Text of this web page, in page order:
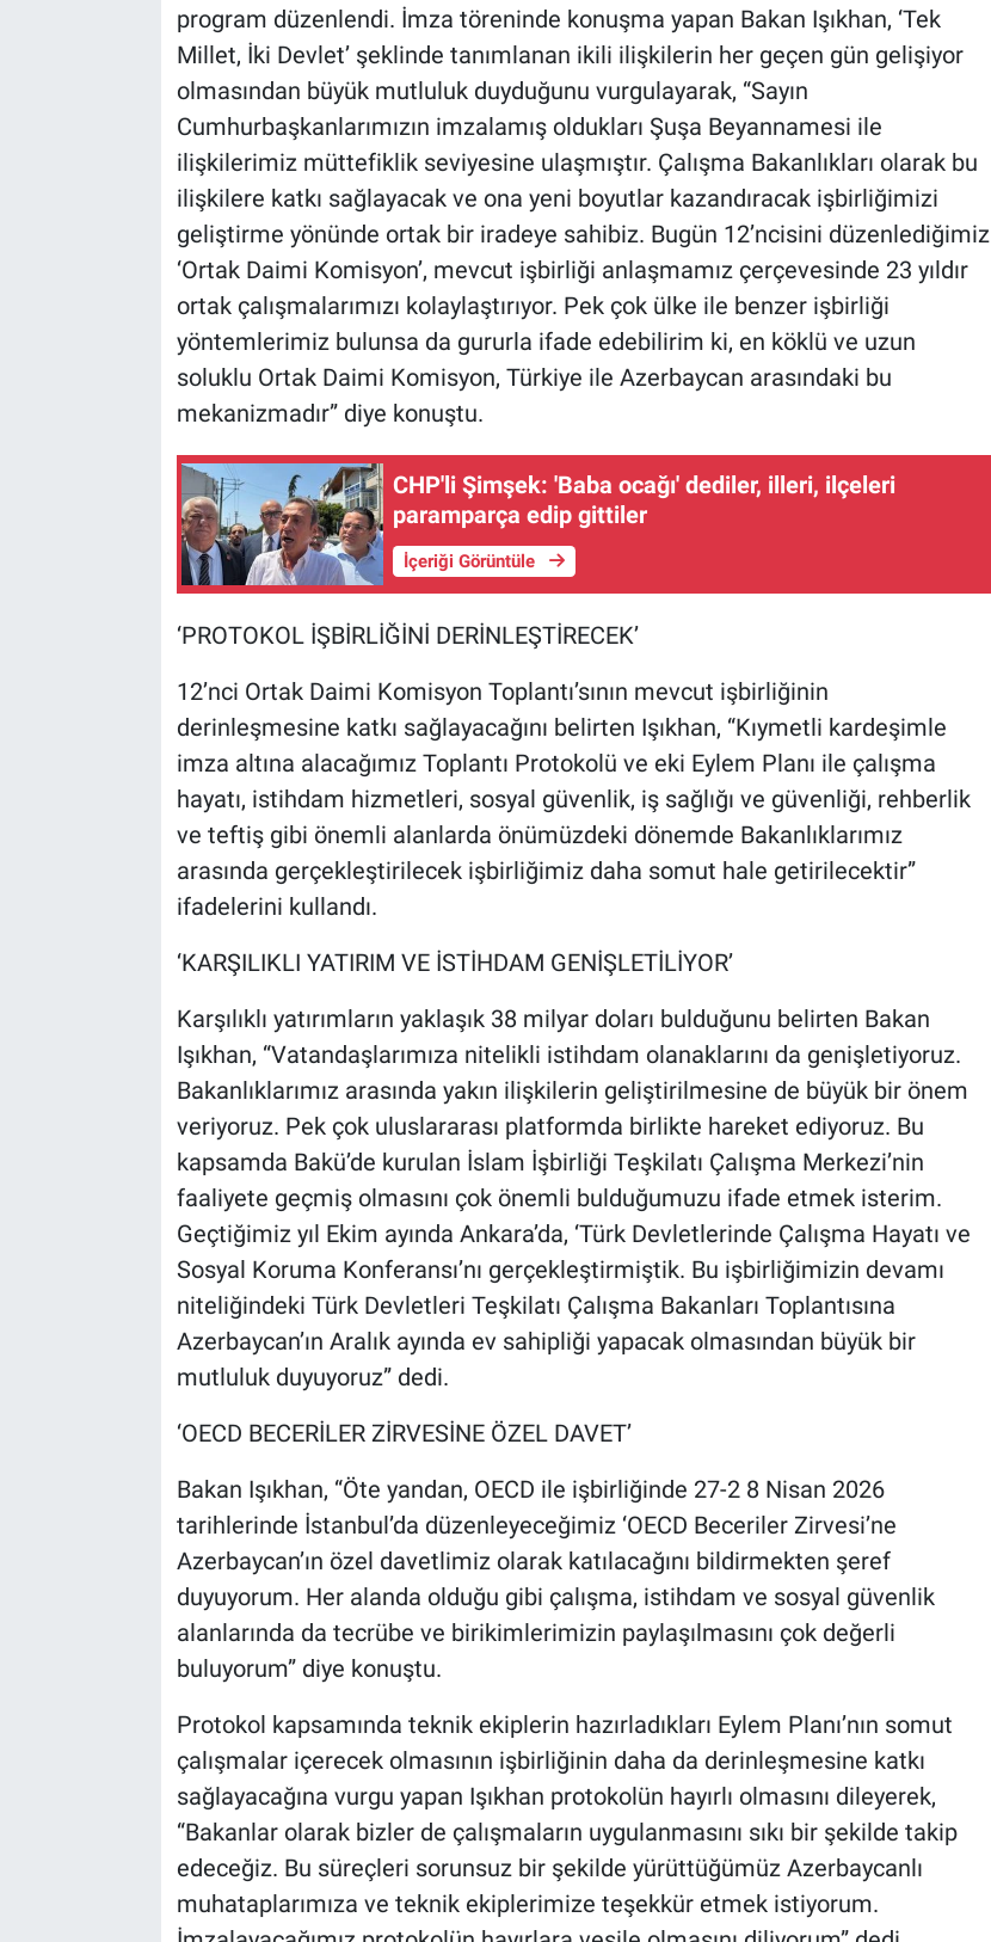
program düzenlendi. İmza töreninde konuşma yapan Bakan Işıkhan, ‘Tek
Millet, İki Devlet’ şeklinde tanımlanan ikili ilişkilerin her geçen gün gelişiyor
olmasından büyük mutluluk duyduğunu vurgulayarak, “Sayın
Cumhurbaşkanlarımızın imzalamış oldukları Şuşa Beyannamesi ile
ilişkilerimiz müttefiklik seviyesine ulaşmıştır. Çalışma Bakanlıkları olarak bu
ilişkilere katkı sağlayacak ve ona yeni boyutlar kazandıracak işbirliğimizi
geliştirme yönünde ortak bir iradeye sahibiz. Bugün 12’ncisini düzenlediğimiz
‘Ortak Daimi Komisyon’, mevcut işbirliği anlaşmamız çerçevesinde 23 yıldır
ortak çalışmalarımızı kolaylaştırıyor. Pek çok ülke ile benzer işbirliği
yöntemlerimiz bulunsa da gururla ifade edebilirim ki, en köklü ve uzun
soluklu Ortak Daimi Komisyon, Türkiye ile Azerbaycan arasındaki bu
mekanizmadır” diye konuştu.
CHP'li Şimşek: 'Baba ocağı' dediler, illeri, ilçeleri
paramparça edip gittiler
İçeriği Görüntüle
‘PROTOKOL İŞBİRLİĞİNİ DERİNLEŞTİRECEK’
12’nci Ortak Daimi Komisyon Toplantı’sının mevcut işbirliğinin
derinleşmesine katkı sağlayacağını belirten Işıkhan, “Kıymetli kardeşimle
imza altına alacağımız Toplantı Protokolü ve eki Eylem Planı ile çalışma
hayatı, istihdam hizmetleri, sosyal güvenlik, iş sağlığı ve güvenliği, rehberlik
ve teftiş gibi önemli alanlarda önümüzdeki dönemde Bakanlıklarımız
arasında gerçekleştirilecek işbirliğimiz daha somut hale getirilecektir”
ifadelerini kullandı.
‘KARŞILIKLI YATIRIM VE İSTİHDAM GENİŞLETİLİYOR’
Karşılıklı yatırımların yaklaşık 38 milyar doları bulduğunu belirten Bakan
Işıkhan, “Vatandaşlarımıza nitelikli istihdam olanaklarını da genişletiyoruz.
Bakanlıklarımız arasında yakın ilişkilerin geliştirilmesine de büyük bir önem
veriyoruz. Pek çok uluslararası platformda birlikte hareket ediyoruz. Bu
kapsamda Bakü’de kurulan İslam İşbirliği Teşkilatı Çalışma Merkezi’nin
faaliyete geçmiş olmasını çok önemli bulduğumuzu ifade etmek isterim.
Geçtiğimiz yıl Ekim ayında Ankara’da, ‘Türk Devletlerinde Çalışma Hayatı ve
Sosyal Koruma Konferansı’nı gerçekleştirmiştik. Bu işbirliğimizin devamı
niteliğindeki Türk Devletleri Teşkilatı Çalışma Bakanları Toplantısına
Azerbaycan’ın Aralık ayında ev sahipliği yapacak olmasından büyük bir
mutluluk duyuyoruz” dedi.
‘OECD BECERİLER ZİRVESİNE ÖZEL DAVET’
Bakan Işıkhan, “Öte yandan, OECD ile işbirliğinde 27-2 8 Nisan 2026
tarihlerinde İstanbul’da düzenleyeceğimiz ‘OECD Beceriler Zirvesi’ne
Azerbaycan’ın özel davetlimiz olarak katılacağını bildirmekten şeref
duyuyorum. Her alanda olduğu gibi çalışma, istihdam ve sosyal güvenlik
alanlarında da tecrübe ve birikimlerimizin paylaşılmasını çok değerli
buluyorum” diye konuştu.
Protokol kapsamında teknik ekiplerin hazırladıkları Eylem Planı’nın somut
çalışmalar içerecek olmasının işbirliğinin daha da derinleşmesine katkı
sağlayacağına vurgu yapan Işıkhan protokolün hayırlı olmasını dileyerek,
“Bakanlar olarak bizler de çalışmaların uygulanmasını sıkı bir şekilde takip
edeceğiz. Bu süreçleri sorunsuz bir şekilde yürüttüğümüz Azerbaycanlı
muhataplarımıza ve teknik ekiplerimize teşekkür etmek istiyorum.